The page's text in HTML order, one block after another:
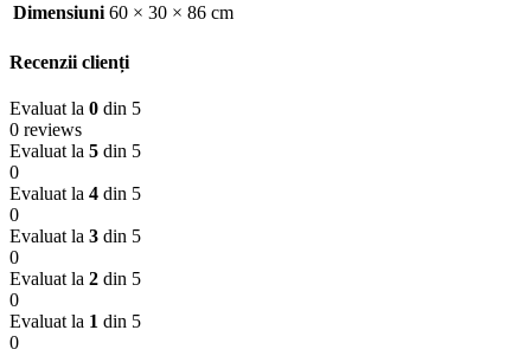
Dimensiuni 60 × 30 × 86 cm
Recenzii clienți
Evaluat la 0 din 5
0 reviews
Evaluat la 5 din 5
0
Evaluat la 4 din 5
0
Evaluat la 3 din 5
0
Evaluat la 2 din 5
0
Evaluat la 1 din 5
0